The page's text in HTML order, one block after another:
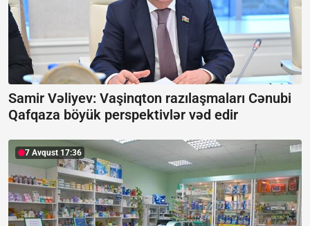
Samir Vəliyev: Vaşinqton razılaşmaları Cənubi
Qafqaza böyük perspektivlər vəd edir
7 Avqust 17:36